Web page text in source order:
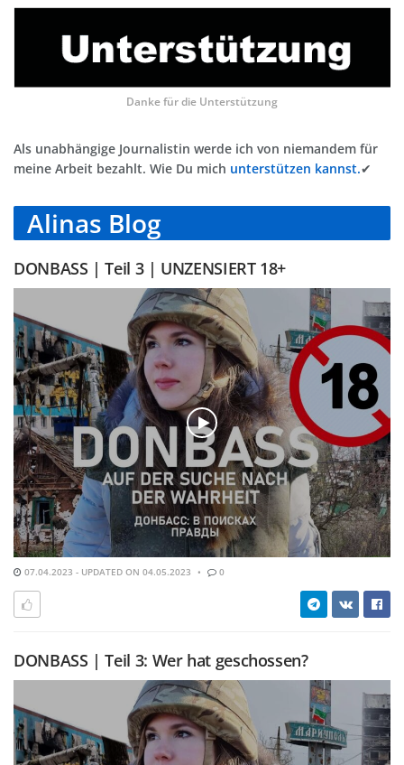
Danke für die Unterstützung
Als unabhängige Journalistin werde ich von niemandem für
meine Arbeit bezahlt. Wie Du mich unterstützen kannst.✔
Alinas Blog
DONBASS | Teil 3 | UNZENSIERT 18+
07.04.2023 - UPDATED ON 04.05.2023 0
DONBASS | Teil 3: Wer hat geschossen?